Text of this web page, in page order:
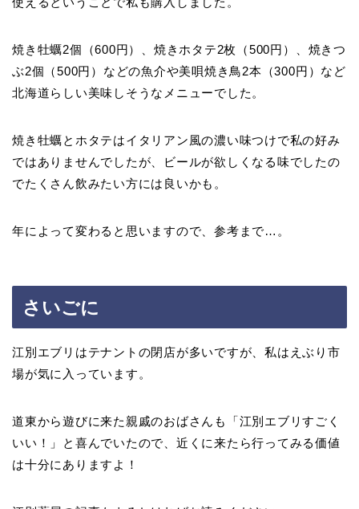
焼き牡蠣2個（600円）、焼きホタテ2枚（500円）、焼きつ
ぶ2個（500円）などの魚介や美唄焼き鳥2本（300円）など
北海道らしい美味しそうなメニューでした。
焼き牡蠣とホタテはイタリアン風の濃い味つけで私の好み
ではありませんでしたが、ビールが欲しくなる味でしたの
でたくさん飲みたい方には良いかも。
年によって変わると思いますので、参考まで…。
さいごに
江別エブリはテナントの閉店が多いですが、私はえぶり市
場が気に入っています。
道東から遊びに来た親戚のおばさんも「江別エブリすごく
いい！」と喜んでいたので、近くに来たら行ってみる価値
は十分にありますよ！